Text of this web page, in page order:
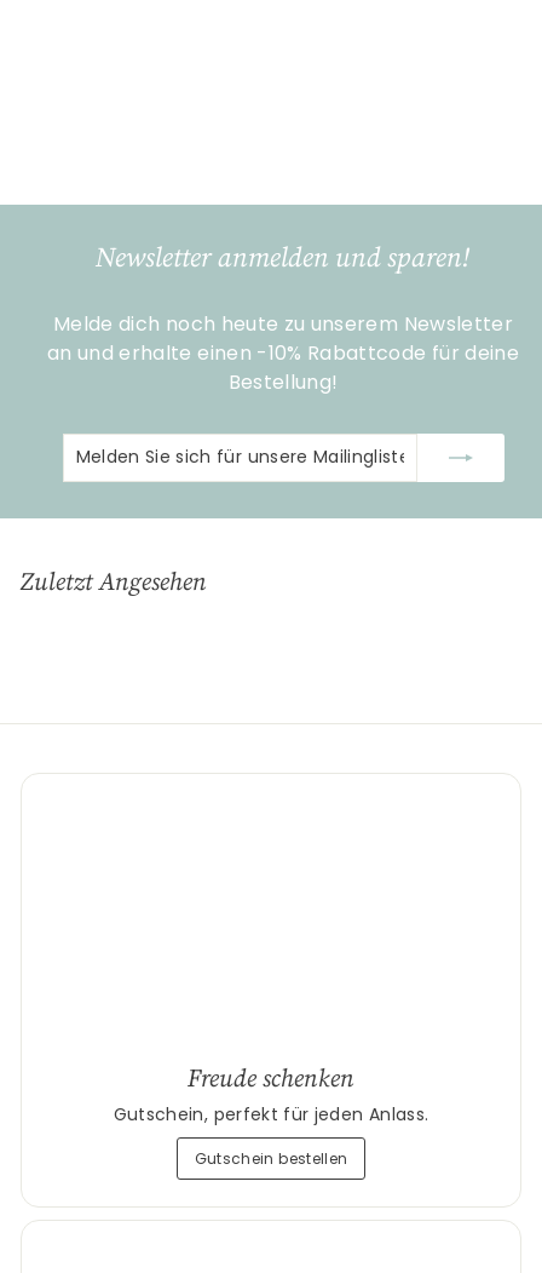
,
Newsletter anmelden und sparen!
Melde dich noch heute zu unserem Newsletter
an und erhalte einen -10% Rabattcode für deine
Bestellung!
Melden
Sie
für
Abonnieren
Zuletzt Angesehen
Freude schenken
Gutschein, perfekt für jeden Anlass.
Gutschein bestellen